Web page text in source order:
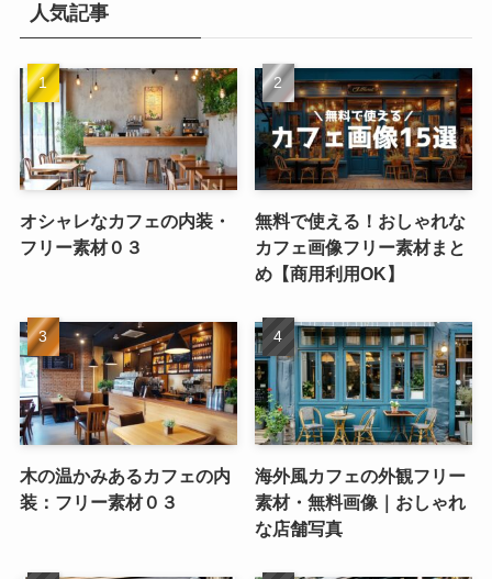
人気記事
オシャレなカフェの内装・
フリー素材０３
無料で使える！おしゃれな
カフェ画像フリー素材まと
め【商用利用OK】
木の温かみあるカフェの内
装：フリー素材０３
海外風カフェの外観フリー
素材・無料画像｜おしゃれ
な店舗写真